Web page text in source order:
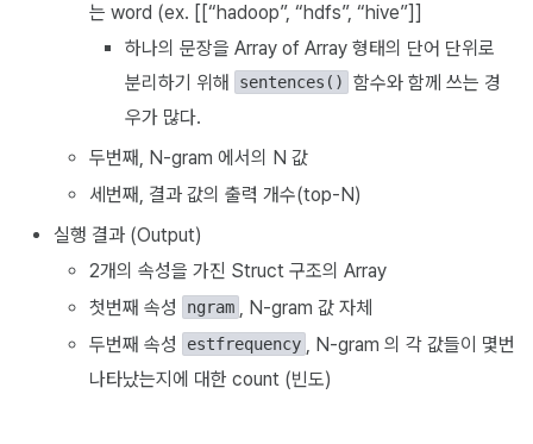
는 word (ex. [[“hadoop”, “hdfs”, “hive”]]
하나의 문장을 Array of Array 형태의 단어 단위로
분리하기 위해
sentences()
함수와 함께 쓰는 경
우가 많다.
두번째, N-gram 에서의 N 값
세번째, 결과 값의 출력 개수(top-N)
실행 결과 (Output)
2개의 속성을 가진 Struct 구조의 Array
첫번째 속성
ngram , N-gram 값 자체
두번째 속성
estfrequency , N-gram 의 각 값들이 몇번
나타났는지에 대한 count (빈도)